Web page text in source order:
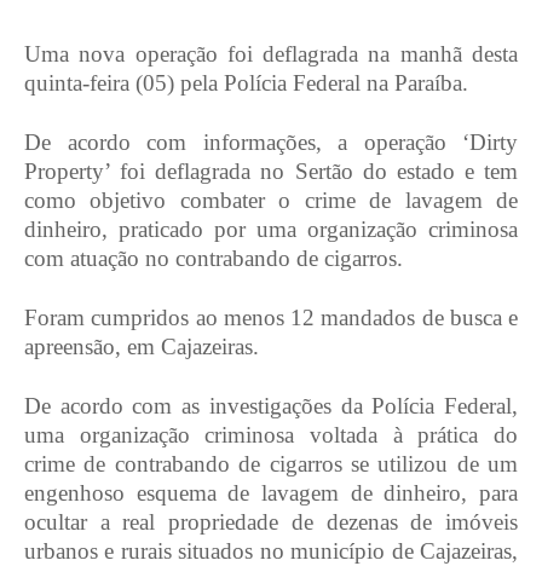
Uma nova operação foi deflagrada na manhã desta
quinta-feira (05) pela Polícia Federal na Paraíba.
De acordo com informações, a operação ‘Dirty
Property’ foi deflagrada no Sertão do estado e tem
como objetivo combater o crime de lavagem de
dinheiro, praticado por uma organização criminosa
com atuação no contrabando de cigarros.
Foram cumpridos ao menos 12 mandados de busca e
apreensão, em Cajazeiras.
De acordo com as investigações da Polícia Federal,
uma organização criminosa voltada à prática do
crime de contrabando de cigarros se utilizou de um
engenhoso esquema de lavagem de dinheiro, para
ocultar a real propriedade de dezenas de imóveis
urbanos e rurais situados no município de Cajazeiras,